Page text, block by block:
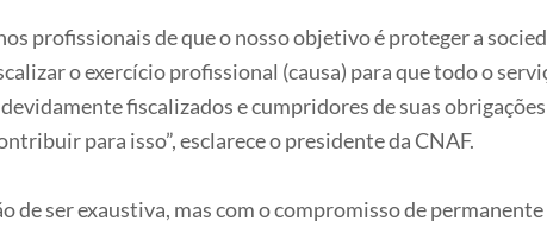
profissionais de que o nosso objetivo é proteger a
o exercício profissional (causa) para que todo o
fiscalizados e cumpridores de suas
para isso”, esclarece o presidente da CNAF.
de ser exaustiva, mas com o compromisso de